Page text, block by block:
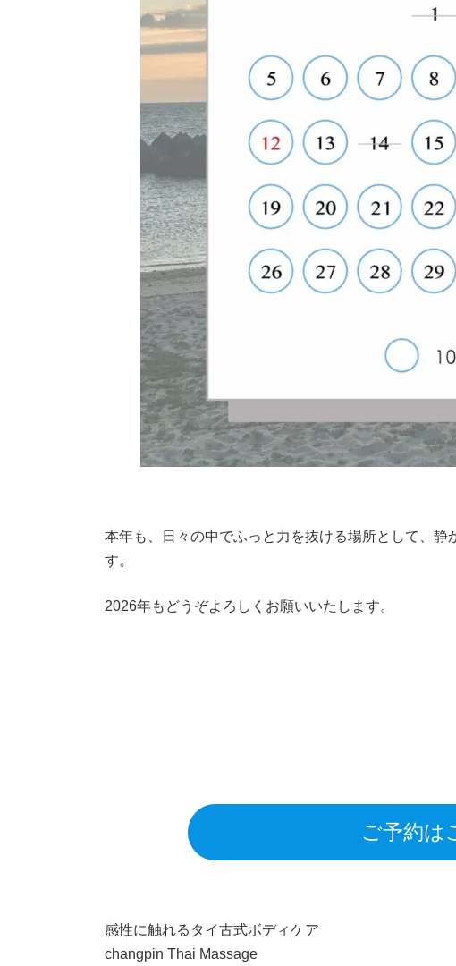
本年も、日々の中でふっと力を抜ける場所として、静
す。
2026年もどうぞよろしくお願いいたします。
ご予約は
感性に触れるタイ古式ボディケア
changpin Thai Massage